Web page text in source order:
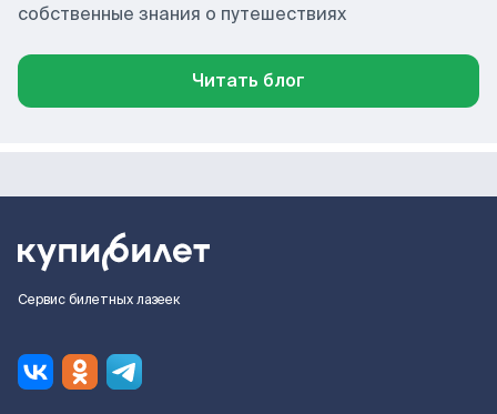
собственные знания о путешествиях
Читать блог
Сервис билетных лазеек